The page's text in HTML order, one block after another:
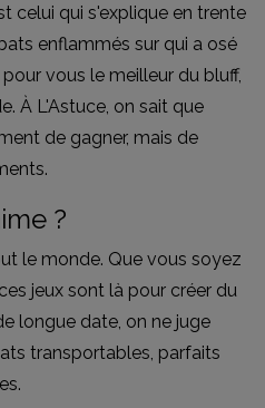
celui qui s'explique en trente
enflammés sur qui a osé
vous le meilleur du bluff,
À L'Astuce, on sait que
de gagner, mais de
?
le monde. Que vous soyez
jeux sont là pour créer du
longue date, on ne juge
transportables, parfaits